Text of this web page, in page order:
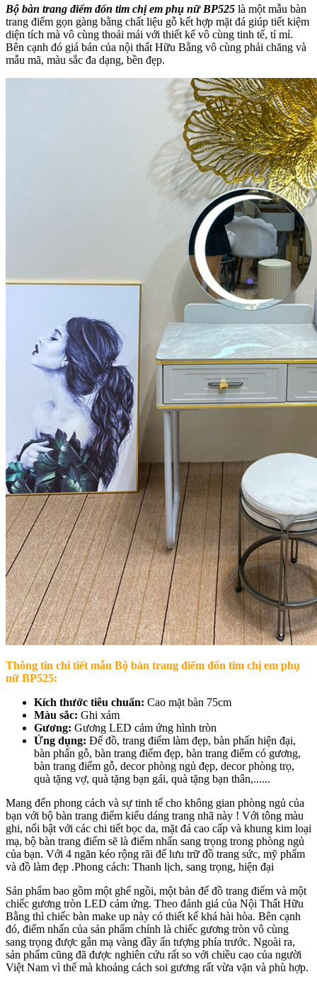
Bộ bàn trang điểm đốn tim chị em phụ nữ BP525 là một mẫu bàn
trang điểm gọn gàng bằng chất liệu gỗ kết hợp mặt đá giúp tiết kiệm
diện tích mà vô cùng thoải mái với thiết kế vô cùng tinh tế, tỉ mỉ.
Bên cạnh đó giá bán của nội thất Hữu Bằng vô cùng phải chăng và
mẫu mã, màu sắc đa dạng, bền đẹp.
Thông tin chi tiết mẫu Bộ bàn trang điểm đốn tim chị em phụ
nữ BP525:
Kích thước tiêu chuẩn: Cao mặt bàn 75cm
Màu sắc: Ghi xám
Gương: Gương LED cảm ứng hình tròn
Ứng dụng: Để đồ, trang điểm làm đẹp, bàn phấn hiện đại,
bàn phấn gỗ, bàn trang điểm đẹp, bàn trang điểm có gương,
bàn trang điểm gỗ, decor phòng ngủ đẹp, decor phòng trọ,
quà tặng vợ, quà tặng bạn gái, quà tặng bạn thân,......
Mang đến phong cách và sự tinh tế cho không gian phòng ngủ của
bạn với bộ bàn trang điểm kiểu dáng trang nhã này ! Với tông màu
ghi, nổi bật với các chi tiết bọc da, mặt đá cao cấp và khung kim loại
mạ, bộ bàn trang điểm sẽ là điểm nhấn sang trọng trong phòng ngủ
của bạn. Với 4 ngăn kéo rộng rãi để lưu trữ đồ trang sức, mỹ phẩm
và đồ làm đẹp .Phong cách: Thanh lịch, sang trọng, hiện đại
Sản phẩm bao gồm một ghế ngồi, một bàn để đồ trang điểm và một
chiếc gương tròn LED cảm ứng. Theo đánh giá của Nội Thất Hữu
Bằng thì chiếc bàn make up này có thiết kế khá hài hòa. Bên cạnh
đó, điểm nhấn của sản phẩm chính là chiếc gương tròn vô cùng
sang trọng được gắn mạ vàng đầy ấn tượng phía trước. Ngoài ra,
sản phẩm cũng đã được nghiên cứu rất so với chiều cao của người
Việt Nam vì thế mà khoảng cách soi gương rất vừa vặn và phù hợp.